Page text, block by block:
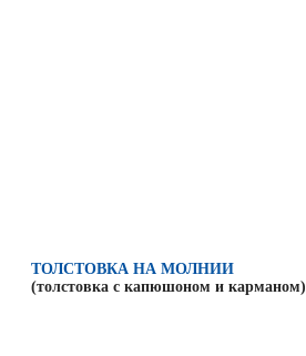
ТОЛСТОВКА НА МОЛНИИ
(толстовка с капюшоном и карманом)